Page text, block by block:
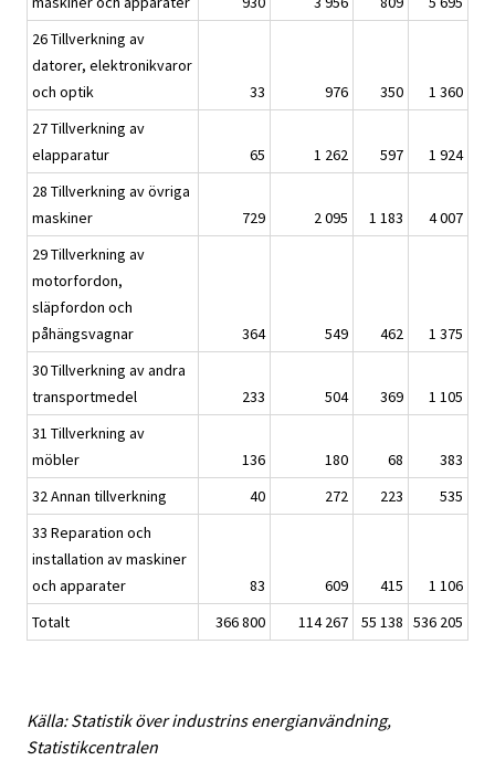
26 Tillverkning av
datorer, elektronikvaror
och optik
33 976 350
1 360
27 Tillverkning av
elapparatur
65 1 262 597
1 924
28 Tillverkning av övriga
maskiner
729 2 095 1 183
4 007
29 Tillverkning av
motorfordon,
släpfordon och
påhängsvagnar
364 549 462
1 375
30 Tillverkning av andra
transportmedel
233 504 369
1 105
31 Tillverkning av
möbler
136 180 68
383
32 Annan tillverkning
40 272 223
535
33 Reparation och
installation av maskiner
och apparater
83 609 415
1 106
Totalt
366 800 114 267 55 138 536 205
Källa: Statistik över industrins energianvändning,
Statistikcentralen